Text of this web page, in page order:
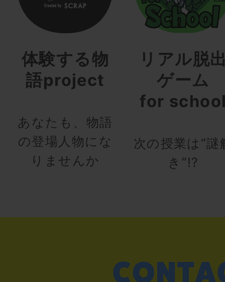
体験する物
語project
あなたも、物語
の登場人物にな
りませんか
リアル脱
ゲーム
for
次の授業は“謎
き”!?